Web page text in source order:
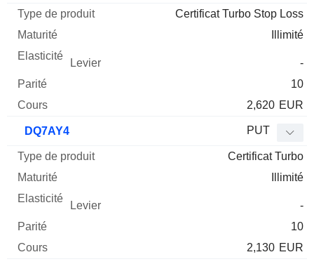
Certificat Turbo Stop Loss
Illimité
-
10
2,620 EUR
DQ7AY4 PUT
Certificat Turbo
Illimité
-
10
2,130 EUR